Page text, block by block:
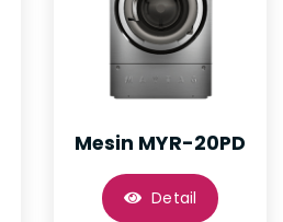
Mesin MYR-20PD
Detail